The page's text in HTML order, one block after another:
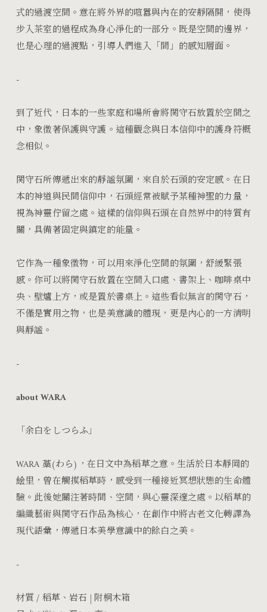
式的過渡空間。意在將外界的喧囂與內在的安靜隔開，使得
步入茶室的過程成為身心淨化的一部分。既是空間的邊界，
也是心理的過渡點，引導人們進入「間」的感知層面。
-
到了近代，日本的一些家庭和場所會將関守石放置於空間之
中，象徵著保護與守護。這種觀念與日本信仰中的護身符概
念相似。
関守石所傳遞出來的靜謐氛圍，來自於石頭的安定感。在日
本的神道與民間信仰中，石頭經常被賦予某種神聖的力量，
視為神靈佇留之處。這樣的信仰與石頭在自然界中的特質有
關，具備著固定與鎮定的能量。
它作為一種象徵物，可以用來淨化空間的氛圍，舒緩緊張
感。你可以將関守石放置在空間入口處、書架上、咖啡桌中
央、壁爐上方，或是置於書桌上。這些看似無言的関守石，
不僅是實用之物，也是美意識的體現，更是內心的一方清明
與靜謐。
-
about WARA
「余白をしつらふ」
WARA 藁(わら)，在日文中為稻草之意。生活於日本靜岡的
絵里，曾在觸摸稻草時，感受到一種接近冥想狀態的生命體
驗。此後她關注著時間、空間，與心靈深邃之處。以稻草的
編織藝術與関守石作品為核心，在創作中將古老文化轉譯為
現代語彙，傳遞日本美學意識中的餘白之美。
-
材質 / 稻草、岩石 | 附桐木箱